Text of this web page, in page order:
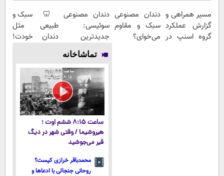
مسیر همراهی و
گزارش عملکرد
گروه اسنپ در
دندان مصنوعی
سبک و مقاوم
می‌خوای؟
دندان مصنوعی
سوئیسی:
جدیدترین
فناوری اروپا،
سبک و مقاوم |
پرداخت قسطی
🦷 سبک و
طبیعی مثل
دندان خودت!
اقساطی 💳 📍
تهران
تماشاخانه
ساعت ۸:۱۵ ششم اوت ؛
هیروشیما / وقتی شهر در دیگ
قیر می‌جوشید
محمدباقر خرازی کیست؟
روحانی جنجالی با ادعاها و